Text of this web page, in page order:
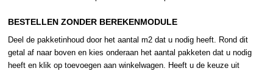
BESTELLEN ZONDER BEREKENMODULE
Deel de pakketinhoud door het aantal m2 dat u nodig heeft. Rond dit
getal af naar boven en kies onderaan het aantal pakketen dat u nodig
heeft en klik op toevoegen aan winkelwagen. Heeft u de keuze uit